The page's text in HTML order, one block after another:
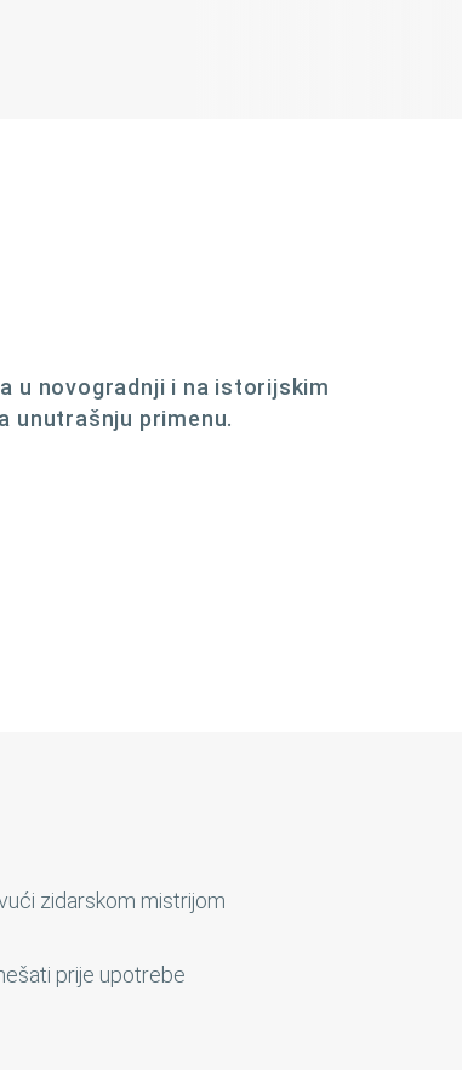
u novogradnji i na istorijskim
unutrašnju primenu.
zidarskom mistrijom
prije upotrebe